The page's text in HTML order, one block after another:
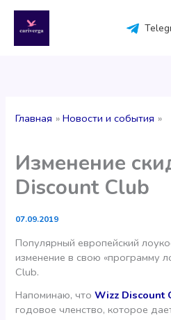
содержимому
Главная Новости и события
Изменение
Discount Club
07.09.2019
Популярный европейский
изменение в свою «программу
Club.
Напоминаю, чтоWizz Discount
годовое членство, которое